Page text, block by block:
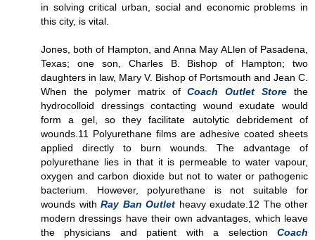
in solving critical urban, social and economic problems in
this city, is vital.
Jones, both of Hampton, and Anna May ALlen of Pasadena,
Texas; one son, Charles B. Bishop of Hampton; two
daughters in law, Mary V. Bishop of Portsmouth and Jean C.
When the polymer matrix ofCoach Outlet Store the
hydrocolloid dressings contacting wound exudate would
form a gel, so they facilitate autolytic debridement of
wounds.11 Polyurethane films are adhesive coated sheets
applied directly to burn wounds. The advantage of
polyurethane lies in that it is permeable to water vapour,
oxygen and carbon dioxide but not to water or pathogenic
bacterium. However, polyurethane is not suitable for
wounds with Ray Ban Outlet heavy exudate.12 The other
modern dressings have their own advantages, which leave
the physicians and patient with a selection Coach